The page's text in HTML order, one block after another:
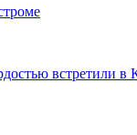
встретили в